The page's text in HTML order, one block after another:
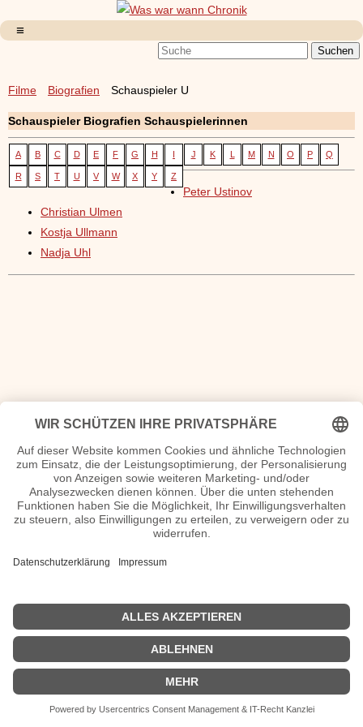
Filme Biografien Schauspieler U
Schauspieler Biografien Schauspielerinnen
A B C D E F G H J K M N O P Q
R S T U V W X Y Z
Peter Ustinov
Christian Ulmen
Kostja Ullmann
Nadja Uhl
| © 2013–2026 was-war-wann.de. Alle Rechte vorbehalten. |